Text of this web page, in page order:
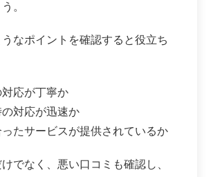
。
なポイントを確認すると役立ち
対応が丁寧か
の対応が迅速か
ったサービスが提供されているか
でなく、悪い口コミも確認し、